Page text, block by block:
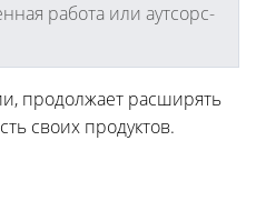
работа или аутсорс-
продолжает расширять
своих продуктов.